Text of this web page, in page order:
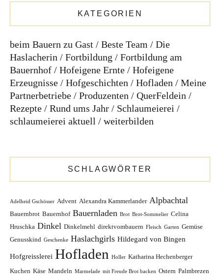
That’s me.
Ehefrau. Mama von 4 Mädels. Bäuerin.
Gastgeberin.
Das bin ich, das prägt mich, Das macht mich aus.
Köchin – bin ich mit Leidenschaft, aber das ist
nur ein Teil von mir. Bloggerin? Das ist
wiederum ein Begriff, mit dem ich mich auch
niemand zu. Deshalb schreibe ich jetzt einfach.
beim Bauern zu Gast Beste Team
Die
Haslacherin
Fortbildung
Fortbildung am
Bauernhof
Hofeigene Ernte
Erzeugnisse
Hofgeschichten Hofladen
Meine
Partnerbetriebe
Produzenten QuerFeldein
KATEGORIEN
beim Bauern zu Gast Beste Team
Die
Haslacherin
Fortbildung
Fortbildung am
Bauernhof
Hofeigene Ernte
Hofeigene
Erzeugnisse
Hofgeschichten Hofladen
Meine
Partnerbetriebe
Produzenten
QuerFeldein
Rezepte
Rund ums Jahr
Schlaumeierei
schlaumeierei aktuell
weiterbilden
SCHLAGWÖRTER
Adelheid Gschösser Advent Alexandra Kammerlander Alpbachtal
Bauernbrot Bauernhof Bauernladen Brot Brot-Sommelier Celina
Hruschka Dinkel Dinkelmehl direktvombauern Fleisch Garten Gemüse
Genusskind Geschenke Haslachgirls Hildegard von Bingen
Hofgreisslerei Hofladen Holler Katharina Hechenberger
Kuchen Käse Mandeln Marmelade mit Freude Brot backen Ostern Palmbrezen